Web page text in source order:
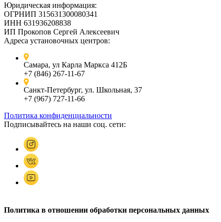
Юридическая информация:
ОГРНИП 315631300080341
ИНН 631936208838
ИП Прокопов Сергей Алексеевич
Адреса установочных центров:
Самара, ул Карла Маркса 412Б
+7 (846) 267-11-67
Санкт-Петербург, ул. Школьная, 37
+7 (967) 727-11-66
Политика конфиденциальности
Подписывайтесь на наши соц. сети:
Политика в отношении обработки персональных данных